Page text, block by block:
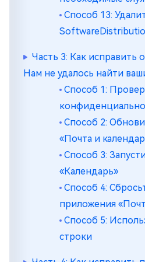
Способ 13:
Часть 3: Как исправить
Нам не удалось найти
Способ 1:
Способ 2:
«Почта и
Способ 3:
«Календарь»
Способ 4:
приложения
Способ 5:
строки